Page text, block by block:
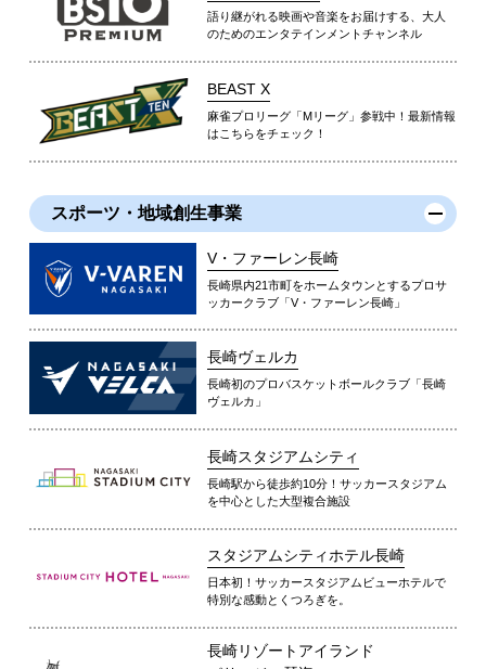
語り継がれる映画や音楽をお届けする、大人
のためのエンタテインメントチャンネル
BEAST X
麻雀プロリーグ「Mリーグ」参戦中！最新情報
はこちらをチェック！
スポーツ・地域創生事業
V・ファーレン長崎
長崎県内21市町をホームタウンとするプロサ
ッカークラブ「V・ファーレン長崎」
長崎ヴェルカ
長崎初のプロバスケットボールクラブ「長崎
ヴェルカ」
長崎スタジアムシティ
長崎駅から徒歩約10分！サッカースタジアム
を中心とした大型複合施設
スタジアムシティホテル長崎
日本初！サッカースタジアムビューホテルで
特別な感動とくつろぎを。
長崎リゾートアイランド